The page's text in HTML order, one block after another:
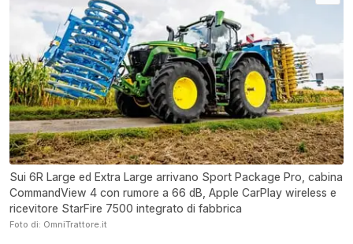
Sui 6R Large ed Extra Large arrivano Sport Package Pro, cabina
CommandView 4 con rumore a 66 dB, Apple CarPlay wireless e
ricevitore StarFire 7500 integrato di fabbrica
Foto di: OmniTrattore.it